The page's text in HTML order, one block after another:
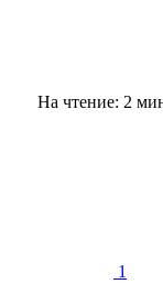
На чтение: 2
1